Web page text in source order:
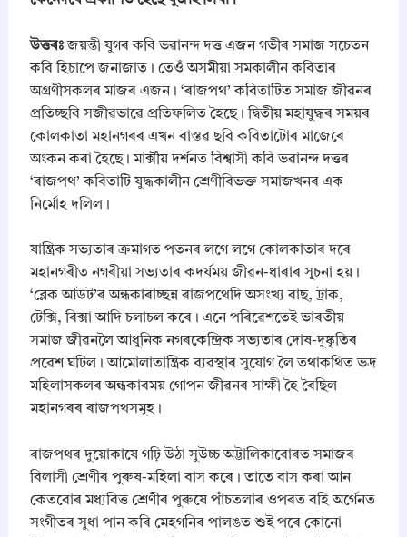
উত্তৰঃজয়ন্তী যুগৰ কবি ভৱানন্দ দত্ত এজন গভীৰ সমাজ সচেতন
কবি হিচাপে জনাজাত। তেওঁ অসমীয়া সমকালীন কবিতাৰ
অগ্ৰণীসকলৰ মাজৰ এজন। ‘ৰাজপথ’ কবিতাটিত সমাজ জীৱনৰ
প্ৰতিচ্ছবি সজীৱভাৱে প্ৰতিফলিত হৈছে। দ্বিতীয় মহাযুদ্ধৰ সময়ৰ
কোলকাতা মহানগৰৰ এখন বাস্তৱ ছবি কবিতাটোৰ মাজেৰে
অংকন কৰা হৈছে। মাৰ্ক্সীয় দৰ্শনত বিশ্বাসী কবি ভৱানন্দ দত্তৰ
‘ৰাজপথ’ কবিতাটি যুদ্ধকালীন শ্ৰেণীবিভক্ত সমাজখনৰ এক
নিৰ্মোহ দলিল।
​যান্ত্ৰিক সভ্যতাৰ ক্ৰমাগত পতনৰ লগে লগে কোলকাতাৰ দৰে
মহানগৰীত নগৰীয়া সভ্যতাৰ কদৰ্যময় জীৱন-ধাৰাৰ সূচনা হয়।
‘ব্লেক আউট’ৰ অন্ধকাৰাচ্ছন্ন ৰাজপথেদি অসংখ্য বাছ, ট্ৰাক,
টেক্সি, ৰিক্সা আদি চলাচল কৰে। এনে পৰিৱেশতেই ভাৰতীয়
সমাজ জীৱনলৈ আধুনিক নগৰকেন্দ্ৰিক সভ্যতাৰ দোষ-দুষ্কৃতিৰ
প্ৰৱেশ ঘটিল। আমোলাতান্ত্ৰিক ব্যৱস্থাৰ সুযোগ লৈ তথাকথিত ভদ্র
মহিলাসকলৰ অন্ধকাৰময় গোপন জীৱনৰ সাক্ষী হৈ ৰৈছিল
মহানগৰৰ ৰাজপথসমূহ।
​ৰাজপথৰ দুয়োকাষে গঢ়ি উঠা সুউচ্চ অট্টালিকাবোৰত সমাজৰ
বিলাসী শ্ৰেণীৰ পুৰুষ-মহিলা বাস কৰে। তাতে বাস কৰা আন
কেতবোৰ মধ্যবিত্ত শ্ৰেণীৰ পুৰুষে পাঁচতলাৰ ওপৰত বহি অৰ্গেনত
সংগীতৰ সুধা পান কৰি মেহগনিৰ পালঙত শুই পৰে কোনো